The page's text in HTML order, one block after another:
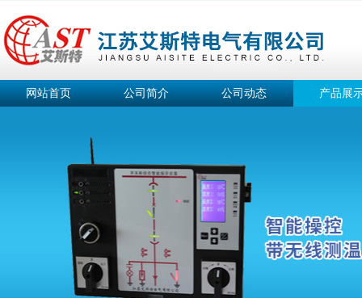
网站首页 公司简介 公司动态 产品展